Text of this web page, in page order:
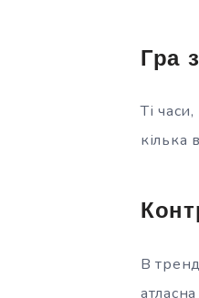
Гра
Ті
кілька
В